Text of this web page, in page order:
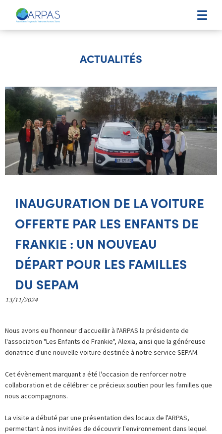
ACTUALITÉS
INAUGURATION DE LA VOITURE
OFFERTE PAR LES ENFANTS DE
FRANKIE : UN NOUVEAU
DÉPART POUR LES FAMILLES
DU SEPAM
13/11/2024
Nous avons eu l'honneur d'accueillir à l'ARPAS la présidente de
l'association "Les Enfants de Frankie", Alexia, ainsi que la généreuse
donatrice d'une nouvelle voiture destinée à notre service SEPAM.
Cet évènement marquant a été l'occasion de renforcer notre
collaboration et de célébrer ce précieux soutien pour les familles que
nous accompagnons.
La visite a débuté par une présentation des locaux de l'ARPAS,
permettant à nos invitées de découvrir l'environnement dans lequel